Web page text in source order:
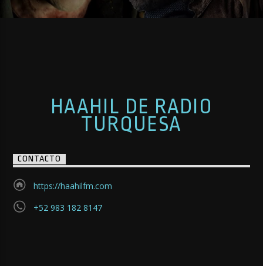
HAAHIL DE RADIO
TURQUESA
CONTACTO
https://haahilfm.com
+52 983 182 8147